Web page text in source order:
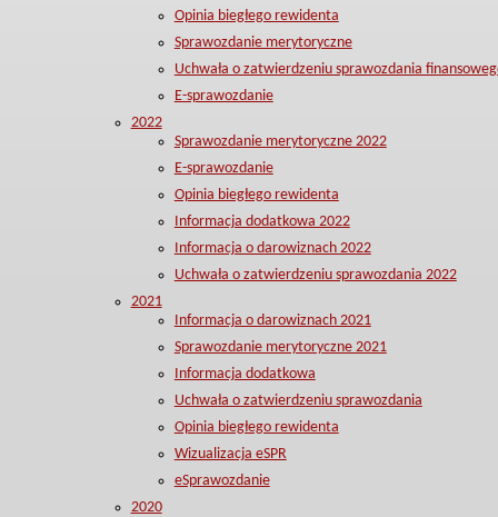
Opinia biegłego rewidenta
Sprawozdanie merytoryczne
Uchwała o zatwierdzeniu sprawozdania
E-sprawozdanie
2022
Sprawozdanie merytoryczne 2022
E-sprawozdanie
Opinia biegłego rewidenta
Informacja dodatkowa 2022
Informacja o darowiznach 2022
Uchwała o zatwierdzeniu sprawozdania 2022
2021
Informacja o darowiznach 2021
Sprawozdanie merytoryczne 2021
Informacja dodatkowa
Uchwała o zatwierdzeniu sprawozdania
Opinia biegłego rewidenta
Wizualizacja eSPR
eSprawozdanie
2020